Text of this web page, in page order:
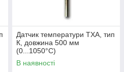
Датчик температури ТХА, тип
К, довжина 500 мм
(0...1050°C)
В наявності